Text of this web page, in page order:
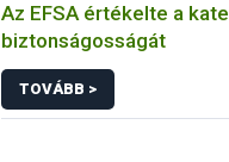
Az EFSA értékelte a
biztonságosságát
TOVÁBB >